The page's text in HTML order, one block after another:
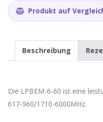
5SP
(5m
Produkt auf
Beschreibung
Die LPBEM-6-60 ist eine
617-960/1710-6000MHz.